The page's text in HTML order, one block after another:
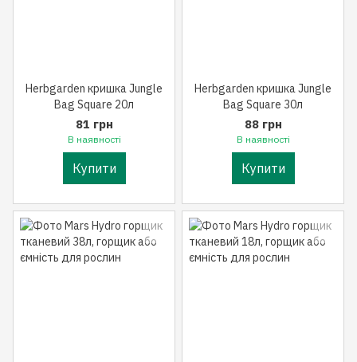
Herbgarden кришка Jungle
Bag Square 20л
81 грн
В наявності
Купити
Herbgarden кришка Jungle
Bag Square 30л
88 грн
В наявності
Купити